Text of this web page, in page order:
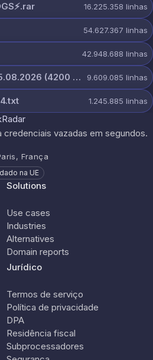
16.225.358 linhas
54.627.367 linhas
42.948.688 linhas
@Scrooge Free Logs 05.08.2026 (4200 PCS).rar 9.609.085 linhas
1.245.885 linhas
credenciais vazadas em segundos.
França
na UE
Solutions
Use cases
Industries
Alternatives
Domain reports
Jurídico
Termos de serviço
Política de privacidade
DPA
Residência fiscal
Subprocessadores